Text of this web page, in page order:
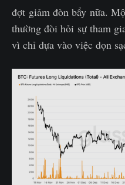
đợt giảm đòn bẩy nữa.
thường đòi hỏi sự tham
vì chỉ dựa vào việc dọn